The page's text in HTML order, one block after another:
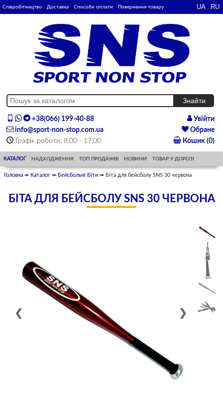
Співробітництво Доставка Способи оплати Повернення товару
+38(066) 199-40-88
info@sport-non-stop.com.ua
Графік роботи: 8:00 - 17:00
Увійти
Обране
Кошик (0)
КАТАЛОГ НАДХОДЖЕННЯ ТОП ПРОДАЖІВ НОВИНИ ТОВАР У ДОРОЗІ
Головна ➠ Каталог ➠ Бейсбольні Біти ➠ Біта для бейсболу SNS 30 червона
БІТА ДЛЯ БЕЙСБОЛУ SNS 30 ЧЕРВОНА
❮ ❯